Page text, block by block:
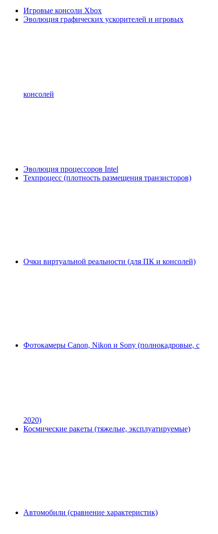
Игровые консоли Xbox
Эволюция графических ускорителей и игровых
консолей
Эволюция процессоров Intel
Техпроцесс (плотность размещения транзисторов)
Очки виртуальной реальности (для ПК и консолей)
Фотокамеры Canon, Nikon и Sony (полнокадровые, с
2020)
Космические ракеты (тяжелые, эксплуатируемые)
Автомобили (сравнение характеристик)